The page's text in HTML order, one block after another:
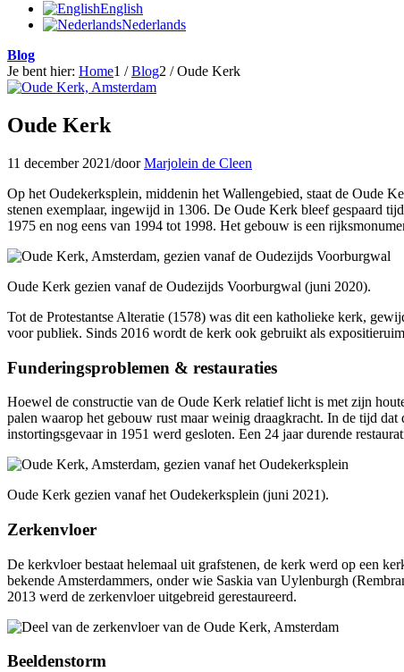
English
Nederlands
Blog
Je bent hier: Home1 / Blog2 / Oude Kerk
Oude Kerk
11 december 2021/doorMarjolein de Cleen
Op het Oude­kerks­plein, middenin het Wallen­gebied, staat de Oude
stenen exemplaar, ingewijd in 1306. De Oude Kerk bleef gespaard
1975 en nog eens van 1994 tot 1998. Het gebouw is een
Oude Kerk gezien vanaf de Oude­zijds Voor­burg­wal (juni 2020).
Tot de Protestantse Alteratie (1578) was dit een katho­lieke kerk,
voor publiek. Sinds 2016 wordt de kerk ook gebruikt als
Funderings­problemen & restauraties
Hoewel de constructie van de Oude Kerk relatief licht is met zijn
palen waarop het gebouw rust maar weinig draag­kracht. In de tijd
instortings­gevaar in 1951 werd gesloten. Een 24 jaar durende
Oude Kerk gezien vanaf het Oude­kerks­plein (juni 2021).
Zerkenvloer
De kerk­vloer bestaat helemaal uit graf­stenen, de kerk werd op een
bekende Amsterdammers, onder wie Saskia van Uylen­burgh
2013 werd de zerken­vloer uitge­breid gerestau­reerd.
Beeldenstorm